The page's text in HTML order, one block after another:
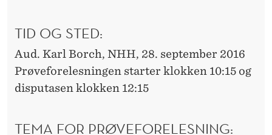
TID OG STED:
Aud. Karl Borch, NHH, 28. september 2016
Prøveforelesningen starter klokken 10:15 og
disputasen klokken 12:15
TEMA FOR PRØVEFORELESNING: